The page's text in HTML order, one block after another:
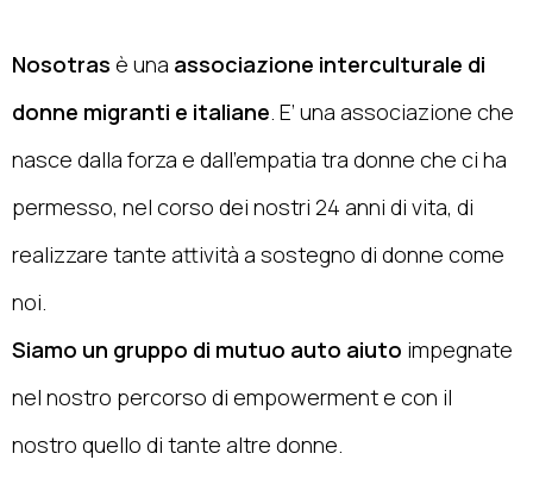
Nosotras è una associazione interculturale di
donne migranti e italiane . E’ una associazione che
nasce dalla forza e dall’empatia tra donne che ci ha
permesso, nel corso dei nostri 24 anni di vita, di
realizzare tante attività a sostegno di donne come
noi.
Siamo un gruppo di mutuo auto aiuto impegnate
nel nostro percorso di empowerment e con il
nostro quello di tante altre donne.